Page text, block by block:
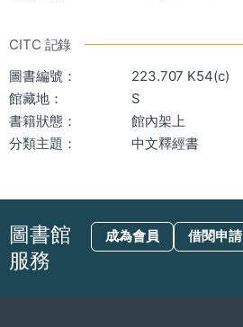
CITC 記錄
圖書編號：
223.707 K54(c)
館藏地：
S
書籍狀態：
館內架上
分類主題：
中文釋經書
圖書館
服務
成為會員 借閱申請